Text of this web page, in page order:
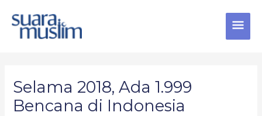
content
Selama 2018, Ada 1.999
Bencana di Indonesia